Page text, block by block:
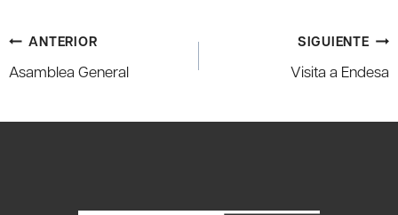
Navegación
de
ANTERIOR
Asamblea General
SIGUIENTE
Visita a Endesa